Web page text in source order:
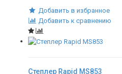
Добавить в избранное
Добавить к сравнению
Степлер Rapid MS853